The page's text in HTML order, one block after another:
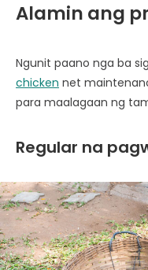
Alamin ang
Ngunit paano nga ba
chicken net
para maalagaan ng
Regular na